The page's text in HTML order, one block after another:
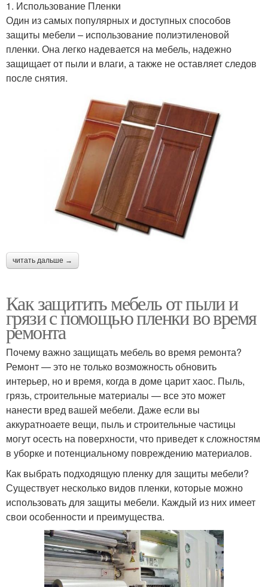
1. Использование Пленки
Один из самых популярных и доступных способов
защиты мебели – использование полиэтиленовой
пленки. Она легко надевается на мебель, надежно
защищает от пыли и влаги, а также не оставляет следов
после снятия.
читать дальше →
Как защитить мебель от пыли и
грязи с помощью пленки во время
ремонта
Почему важно защищать мебель во время ремонта?
Ремонт — это не только возможность обновить
интерьер, но и время, когда в доме царит хаос. Пыль,
грязь, строительные материалы — все это может
нанести вред вашей мебели. Даже если вы
аккуратноаете вещи, пыль и строительные частицы
могут осесть на поверхности, что приведет к сложностям
в уборке и потенциальному повреждению материалов.
Как выбрать подходящую пленку для защиты мебели?
Существует несколько видов пленки, которые можно
использовать для защиты мебели. Каждый из них имеет
свои особенности и преимущества.